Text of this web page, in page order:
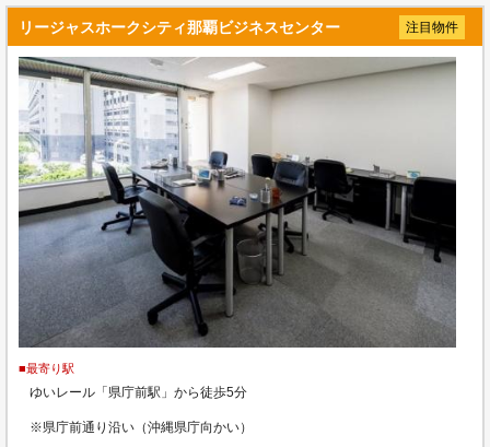
リージャスホークシティ那覇ビジネスセンター 注目物件
■最寄り駅
ゆいレール「県庁前駅」から徒歩5分
※県庁前通り沿い（沖縄県庁向かい）